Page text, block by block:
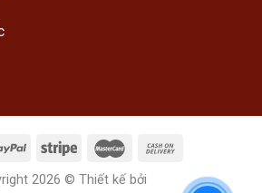
2026 © Thiết kế bởi